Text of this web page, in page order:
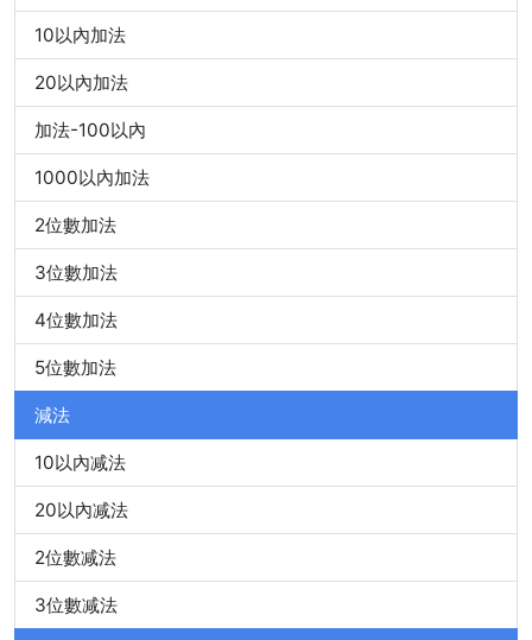
10以內加法
20以內加法
加法-100以內
1000以內加法
2位數加法
3位數加法
4位數加法
5位數加法
減法
10以內减法
20以內减法
2位數减法
3位數减法